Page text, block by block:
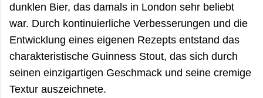
dunklen Bier, das damals in London sehr beliebt
war. Durch kontinuierliche Verbesserungen und die
Entwicklung eines eigenen Rezepts entstand das
charakteristische Guinness Stout, das sich durch
seinen einzigartigen Geschmack und seine cremige
Textur auszeichnete.